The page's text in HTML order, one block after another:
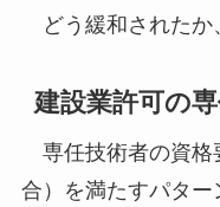
どう緩和されたか
建設業許可の
専任技術者の資格
合）を満たすパター